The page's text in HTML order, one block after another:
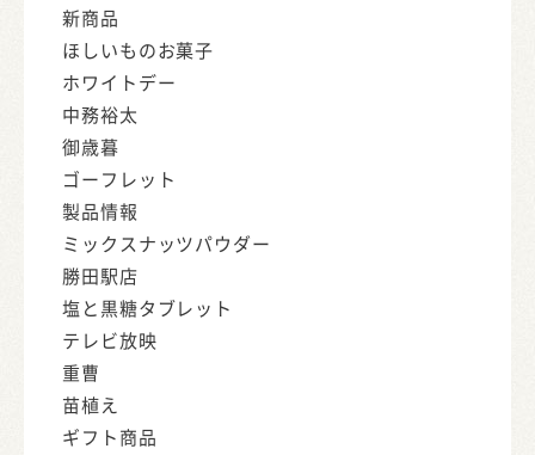
新商品
ほしいものお菓子
ホワイトデー
中務裕太
御歳暮
ゴーフレット
製品情報
ミックスナッツパウダー
勝田駅店
塩と黒糖タブレット
テレビ放映
重曹
苗植え
ギフト商品